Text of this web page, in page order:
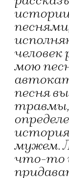
человек
мою
песня
травмы,
мужем.
что-то